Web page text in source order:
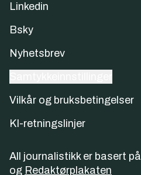
Linkedin
Bsky
Nyhetsbrev
Vilkår og bruksbetingelser
KI-retningslinjer
All journalistikk er basert på
og Redaktørplakaten